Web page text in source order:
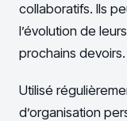
collaboratifs. Ils
l’évolution de
prochains devoirs.
Utilisé
d’organisation